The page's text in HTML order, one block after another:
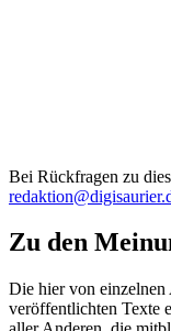
Bei Rückfragen zu
Zu den
Die hier von
veröffentlichten Texte